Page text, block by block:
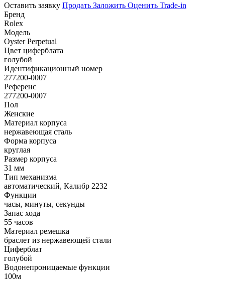
Оставить заявку Продать Заложить Оценить Trade-in
Бренд
Rolex
Модель
Oyster Perpetual
Цвет циферблата
голубой
Идентификационный номер
277200-0007
Референс
277200-0007
Пол
Женские
Материал корпуса
нержавеющая сталь
Форма корпуса
круглая
Размер корпуса
31 мм
Тип механизма
автоматический, Калибр 2232
Функции
часы, минуты, секунды
Запас хода
55 часов
Материал ремешка
браслет из нержавеющей стали
Циферблат
голубой
Водонепроницаемые функции
100м